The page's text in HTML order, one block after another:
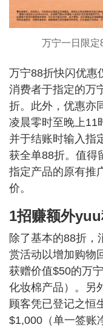
万宁一日限定
万宁88折快闪优惠
消费者于指定的万
折。此外，优惠亦
凌晨零时至晚上11
并于结账时输入指
获全单88折。值得
指定产品的原有推
价。
1招赚额外
除了基本的88折，
赏活动以增加购物
获赠价值$50的万
化妆棉产品）。另
顾客凭已登记之恒
$1,000（单一签账